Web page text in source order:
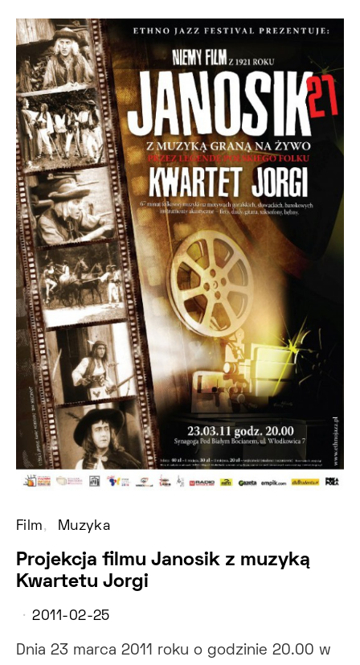
Film Muzyka
Projekcja filmu Janosik z muzyką
Kwartetu Jorgi
2011-02-25
Dnia 23 marca 2011 roku o godzinie 20.00 w